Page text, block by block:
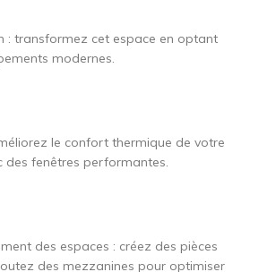
: transformez cet espace en optant
modernes.
le confort thermique de votre
des fenêtres performantes.
des espaces : créez des pièces
des mezzanines pour optimiser